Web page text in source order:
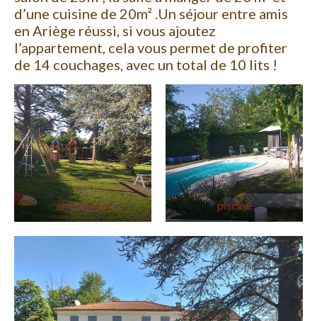
d’une cuisine de 20m² .Un séjour entre amis
en Ariège réussi, si vous ajoutez
l’appartement, cela vous permet de profiter
de 14 couchages, avec un total de 10 lits !
aire de jeux piscine